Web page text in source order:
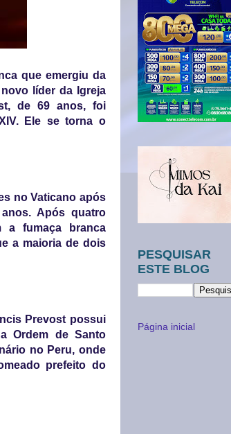
que emergiu da
líder da Igreja
de 69 anos, foi
Ele se torna o
no Vaticano após
Após quatro
a fumaça branca
a maioria de dois
Prevost possui
Ordem de Santo
no Peru, onde
prefeito do
PESQUISAR
ESTE BLOG
Página inicial